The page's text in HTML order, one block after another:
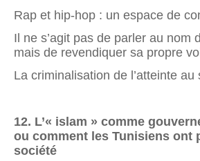
Rap et hip-hop : un espace de
Il ne s’agit pas de parler au nom
mais de revendiquer sa propre
La criminalisation de l’atteinte au
12. L’« islam » comme
ou comment les Tunisiens ont
société